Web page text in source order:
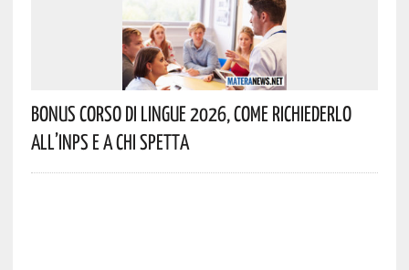
Bonus Corso Di Lingue 2026, Come Richiederlo
All’INPS E A Chi Spetta